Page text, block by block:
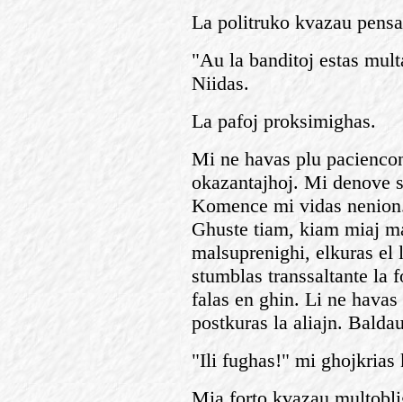
La politruko kvazau
"Au la banditoj estas
Niidas.
La pafoj proksimighas.
Mi ne havas plu
okazantajhoj. Mi denove
Komence mi vidas
Ghuste tiam, kiam miaj
malsuprenighi, elkuras
stumblas transsaltante la
falas en ghin. Li ne
postkuras la aliajn.
"Ili fughas!" mi ghojkrias